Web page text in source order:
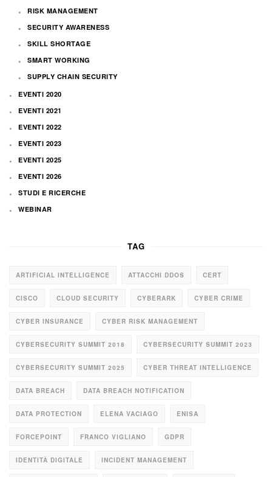
RISK MANAGEMENT
SECURITY AWARENESS
SKILL SHORTAGE
SMART WORKING
SUPPLY CHAIN SECURITY
EVENTI 2020
EVENTI 2021
EVENTI 2022
EVENTI 2023
EVENTI 2025
EVENTI 2026
STUDI E RICERCHE
WEBINAR
TAG
ARTIFICIAL INTELLIGENCE ATTACCHI DDOS CERT
CISCO CLOUD SECURITY CYBERARK CYBER CRIME
CYBER INSURANCE CYBER RISK MANAGEMENT
CYBERSECURITY SUMMIT 2018 CYBERSECURITY SUMMIT 2023
CYBERSECURITY SUMMIT 2025 CYBER THREAT INTELLIGENCE
DATA BREACH DATA BREACH NOTIFICATION
DATA PROTECTION ELENA VACIAGO ENISA
FORCEPOINT FRANCO VIGLIANO GDPR
IDENTITÀ DIGITALE INCIDENT MANAGEMENT